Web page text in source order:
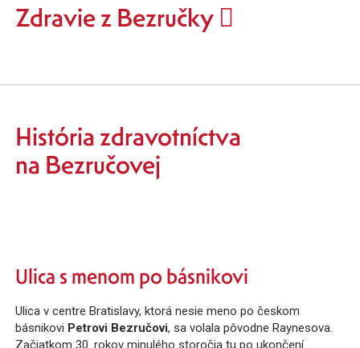
Zdravie z Bezručky
História zdravotníctva
na Bezručovej
Ulica s menom po básnikovi
Ulica v centre Bratislavy, ktorá nesie meno po českom
básnikovi Petrovi Bezručovi, sa volala pôvodne Raynesova.
Začiatkom 30. rokov minulého storočia tu po ukončení